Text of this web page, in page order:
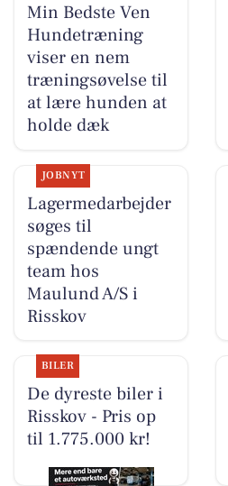
Min Bedste Ven
Hundetræning
viser en nem
træningsøvelse til
at lære hunden at
holde dæk
JOBNYT
Lagermedarbejder
søges til
spændende ungt
team hos
Maulund A/S i
Risskov
BILER
De dyreste biler i
Risskov - Pris op
til 1.775.000 kr!